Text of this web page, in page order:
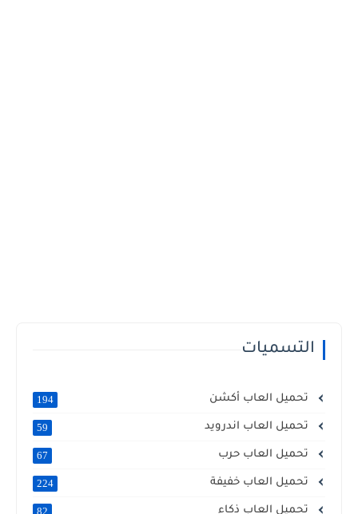
التسميات
تحميل العاب أكشن 194
تحميل العاب اندرويد 59
تحميل العاب حرب 67
تحميل العاب خفيفة 224
تحميل العاب ذكاء 82